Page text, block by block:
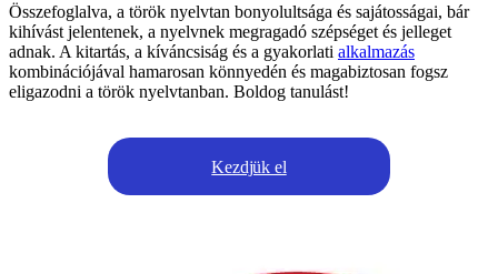
Összefoglalva, a török nyelvtan bonyolultsága és sajátosságai, bár
kihívást jelentenek, a nyelvnek megragadó szépséget és jelleget
adnak. A kitartás, a kíváncsiság és a gyakorlati alkalmazás
kombinációjával hamarosan könnyedén és magabiztosan fogsz
eligazodni a török nyelvtanban. Boldog tanulást!
Kezdjük el